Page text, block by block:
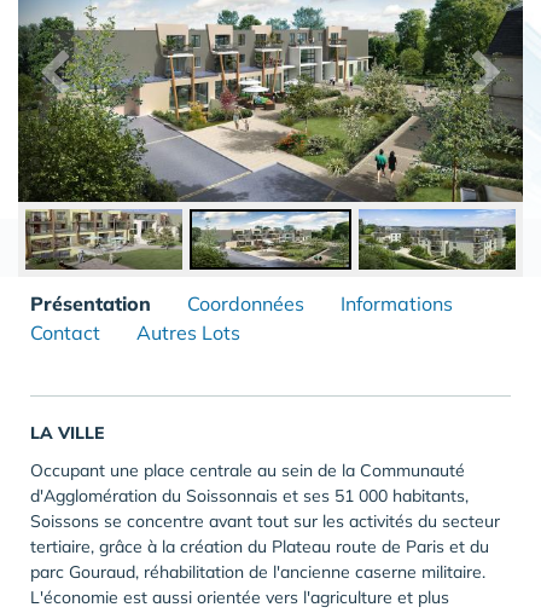
Présentation Coordonnées
Informations
Contact
Autres Lots
LA VILLE
Occupant une place centrale au sein de la Communauté
d'Agglomération du Soissonnais et ses 51 000 habitants,
Soissons se concentre avant tout sur les activités du secteur
tertiaire, grâce à la création du Plateau route de Paris et du
parc Gouraud, réhabilitation de l'ancienne caserne militaire.
L'économie est aussi orientée vers l'agriculture et plus